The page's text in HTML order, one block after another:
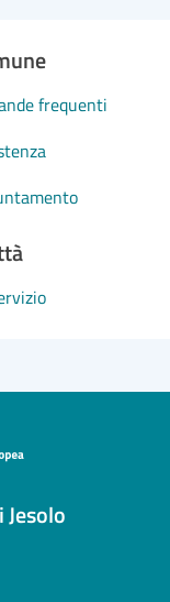
frequenti
Jesolo